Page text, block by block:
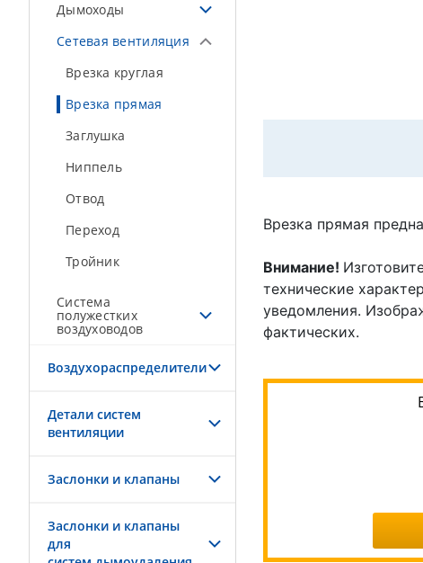
Дымоходы
Сетевая вентиляция
Врезка круглая
Врезка прямая
Заглушка
Ниппель
Отвод
Переход
Тройник
Система
полужестких
воздуховодов
Воздухораспределители
Детали систем
вентиляции
Заслонки и клапаны
Заслонки и клапаны
для
Врезка прямая
Внимание!
технические
уведомления.
фактических.